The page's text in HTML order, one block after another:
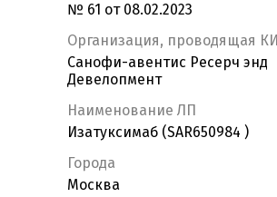
№ 61 от 08.02.2023
Организация, проводящая КИ
Санофи-авентис Ресерч энд
Девелопмент
Наименование ЛП
Изатуксимаб (SAR650984 )
Города
Москва